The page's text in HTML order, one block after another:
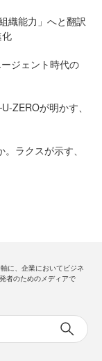
織能力」へと翻訳
ジェント時代の
ZEROが明かす、
ラクスが示す、
に、企業においてビジネ
者のためのメディアで